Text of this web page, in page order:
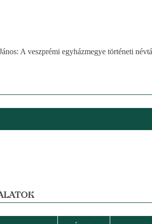
A veszprémi egyházmegye történeti